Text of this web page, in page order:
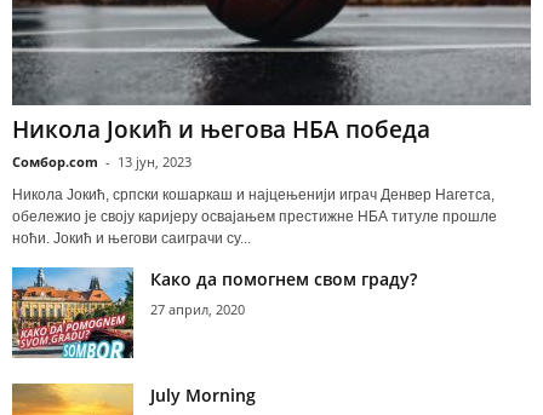
Никола Јокић и његова НБА победа
Сомбор.com - 13 јун, 2023
Никола Јокић, српски кошаркаш и најцењенији играч Денвер Нагетса,
обележио је своју каријеру освајањем престижне НБА титуле прошле
ноћи. Јокић и његови саиграчи су...
Како да помогнем свом граду?
27 април, 2020
July Morning